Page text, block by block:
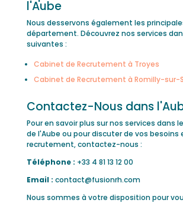
l'Aube
Nous desservons également les
département. Découvrez nos services
suivantes :
Cabinet de Recrutement à Troyes
Cabinet de Recrutement à Romilly-sur-
Contactez-Nous dans
Pour en savoir plus sur nos services dans
de l'Aube ou pour discuter de vos besoins
recrutement, contactez-nous :
Téléphone : +33 4 81 13 12 00
Email : contact@fusionrh.com
Nous sommes à votre disposition pour